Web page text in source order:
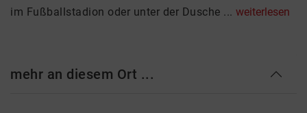
im Fußballstadion oder unter der Dusche ... weiterlesen
mehr an diesem Ort ...